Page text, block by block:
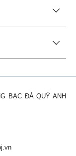
BẠC ĐÁ QUÝ ANH